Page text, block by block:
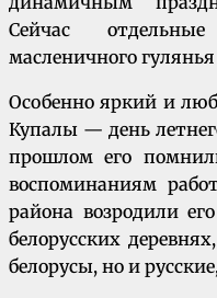
Сейчас
масленичного
Особенно яркий и
Купалы — день
прошлом его
воспоминаниям
района возродили
белорусских
белорусы, но и